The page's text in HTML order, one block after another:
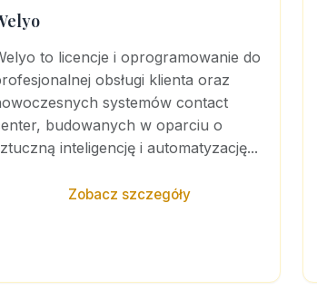
to licencje i oprogramowanie do
obsługi klienta oraz
systemów contact
budowanych w oparciu o
inteligencję i automatyzację...
Zobacz szczegóły